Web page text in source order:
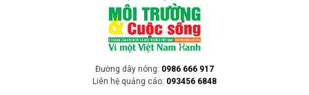
Đường dây nóng: 0986 666 917
Liên hệ quảng cáo: 093456 6848